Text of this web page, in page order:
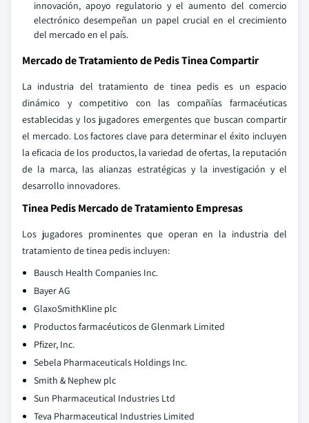
innovación, apoyo regulatorio y el aumento del comercio
electrónico desempeñan un papel crucial en el crecimiento
del mercado en el país.
Mercado de Tratamiento de Pedis Tinea Compartir
La industria del tratamiento de tinea pedis es un espacio
dinámico y competitivo con las compañías farmacéuticas
establecidas y los jugadores emergentes que buscan compartir
el mercado. Los factores clave para determinar el éxito incluyen
la eficacia de los productos, la variedad de ofertas, la reputación
de la marca, las alianzas estratégicas y la investigación y el
desarrollo innovadores.
Tinea Pedis Mercado de Tratamiento Empresas
Los jugadores prominentes que operan en la industria del
tratamiento de tinea pedis incluyen:
Bausch Health Companies Inc.
Bayer AG
GlaxoSmithKline plc
Productos farmacéuticos de Glenmark Limited
Pfizer, Inc.
Sebela Pharmaceuticals Holdings Inc.
Smith & Nephew plc
Sun Pharmaceutical Industries Ltd
Teva Pharmaceutical Industries Limited